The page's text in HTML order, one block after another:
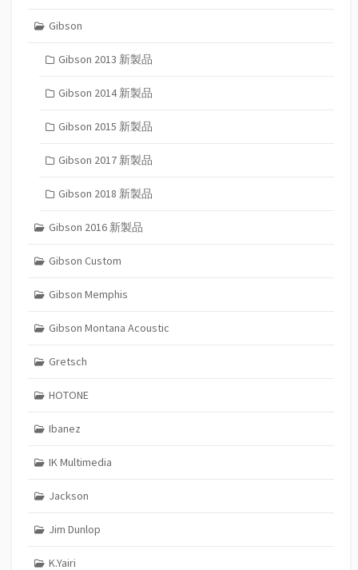
Gibson
Gibson 2013 新製品
Gibson 2014 新製品
Gibson 2015 新製品
Gibson 2017 新製品
Gibson 2018 新製品
Gibson 2016 新製品
Gibson Custom
Gibson Memphis
Gibson Montana Acoustic
Gretsch
HOTONE
Ibanez
IK Multimedia
Jackson
Jim Dunlop
K.Yairi